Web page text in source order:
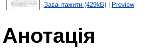
Завантажити (429kB)| Preview
Анотація